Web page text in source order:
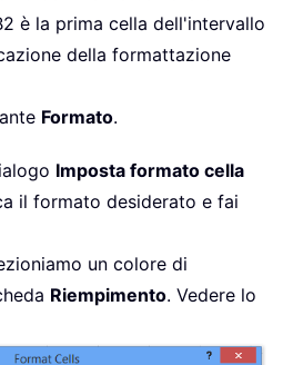
è la prima cella dell'intervallo
della formattazione
Formato.
Imposta formato cella
il formato desiderato e fai
un colore di
Riempimento. Vedere lo